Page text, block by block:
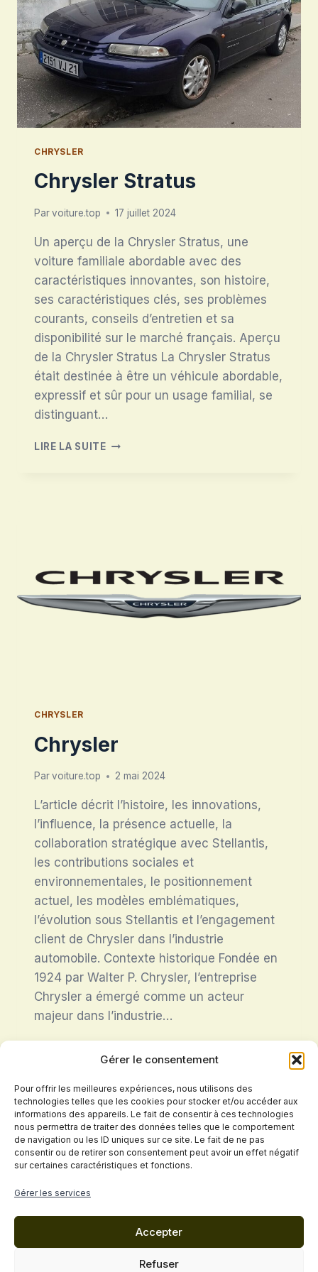
Gérer le consentement
Pour offrir les meilleures expériences, nous utilisons des
technologies telles que les cookies pour stocker et/ou accéder aux
informations des appareils. Le fait de consentir à ces technologies
nous permettra de traiter des données telles que le comportement
de navigation ou les ID uniques sur ce site. Le fait de ne pas
consentir ou de retirer son consentement peut avoir un effet négatif
sur certaines caractéristiques et fonctions.
Gérer les services
Accepter
Refuser
CHRYSLER
Chrysler Stratus
Parvoiture.top 17 juillet 2024
Un aperçu de la Chrysler Stratus, une
voiture familiale abordable avec des
caractéristiques innovantes, son histoire,
ses caractéristiques clés, ses problèmes
courants, conseils d’entretien et sa
disponibilité sur le marché français. Aperçu
de la Chrysler Stratus La Chrysler Stratus
était destinée à être un véhicule abordable,
expressif et sûr pour un usage familial, se
distinguant…
LIRE LA SUITECHRYSLER
CHRYSLER
Chrysler
Parvoiture.top 2 mai 2024
L’article décrit l’histoire, les innovations,
l’influence, la présence actuelle, la
collaboration stratégique avec Stellantis,
les contributions sociales et
environnementales, le positionnement
actuel, les modèles emblématiques,
l’évolution sous Stellantis et l’engagement
client de Chrysler dans l’industrie
automobile. Contexte historique Fondée en
1924 par Walter P. Chrysler, l’entreprise
Chrysler a émergé comme un acteur
majeur dans l’industrie…
CHRYSLER
Navigation
de
Page
précédente
1 2
Mentions légales
Cookies